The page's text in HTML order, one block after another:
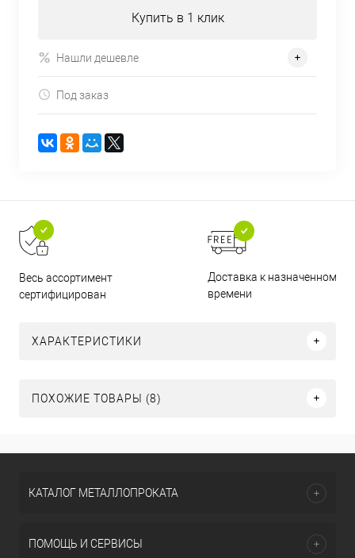
Купить в 1 клик
Нашли дешевле
Под заказ
Весь ассортимент
сертифицирован
Доставка к назначенному
времени
ХАРАКТЕРИСТИКИ
ПОХОЖИЕ ТОВАРЫ (8)
КАТАЛОГ МЕТАЛЛОПРОКАТА
ПОМОЩЬ И СЕРВИСЫ